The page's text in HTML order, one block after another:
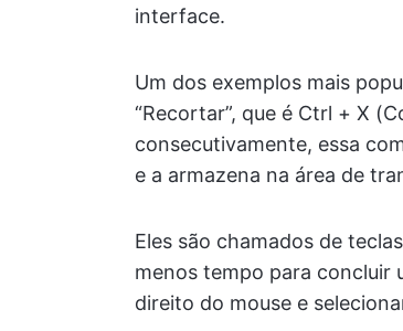
interface.
Um dos exemplos mais
“Recortar”, que é Ctrl + X
consecutivamente, essa
e a armazena na área de
Eles são chamados de
menos tempo para concluir
direito do mouse e